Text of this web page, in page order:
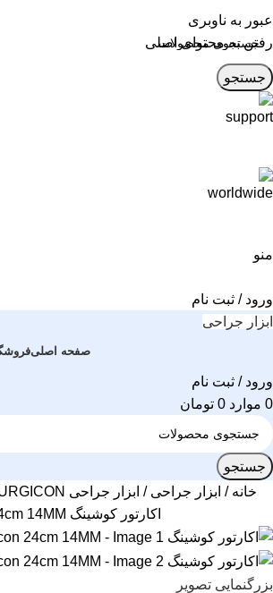
عبور به ناوبری
رفتن به محتوای اصلی
جستجو
منو
ورود / ثبت نام
ابزار جراحی
صفحه اصلی
ورود / ثبت نام
0 موارد 0 تومان
جستجو
خانه
ابزار جراحی ابزار جراحی SURGICON
اکارتور کوشینگ J-19-111 surgicon 24cm 14MM
بزرگنمایی تصویر